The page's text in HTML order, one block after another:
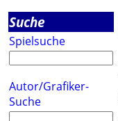
Suche
Spielsuche
Autor/Grafiker-
Suche